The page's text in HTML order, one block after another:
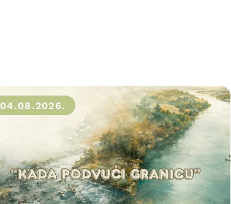
04.08.2026.